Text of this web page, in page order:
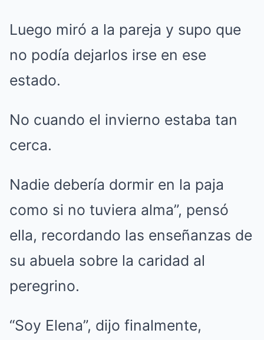
Luego miró a la pareja y supo que
no podía dejarlos irse en ese
estado.
No cuando el invierno estaba tan
cerca.
Nadie debería dormir en la paja
como si no tuviera alma”, pensó
ella, recordando las enseñanzas de
su abuela sobre la caridad al
peregrino.
“Soy Elena”, dijo finalmente,